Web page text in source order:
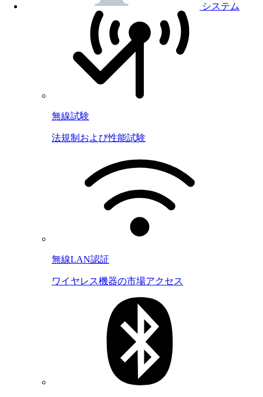
システム
無線試験
法規制および性能試験
無線LAN認証
ワイヤレス機器の市場アクセス